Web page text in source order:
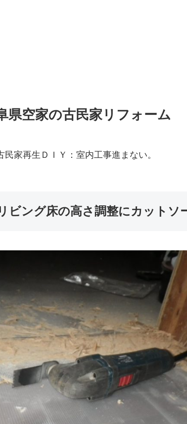
県空家の古民家リフォーム
民家再生ＤＩＹ：室内工事進まない。
ビング床の高さ調整にカットソ